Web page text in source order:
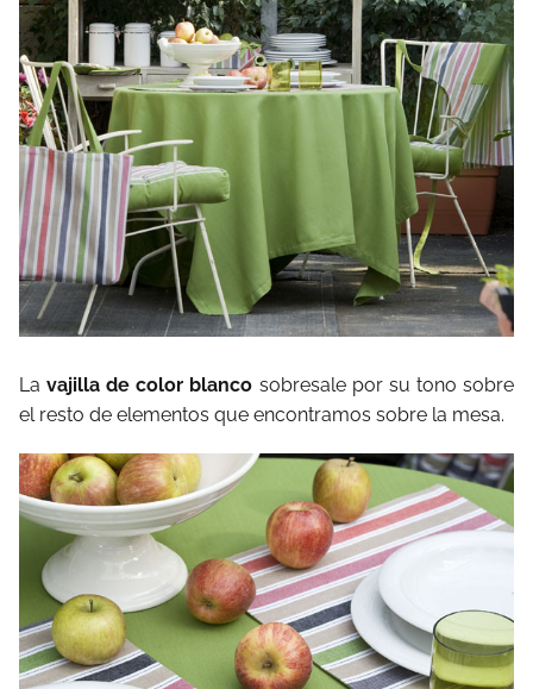
La vajilla de color blanco sobresale por su tono sobre
el resto de elementos que encontramos sobre la mesa.